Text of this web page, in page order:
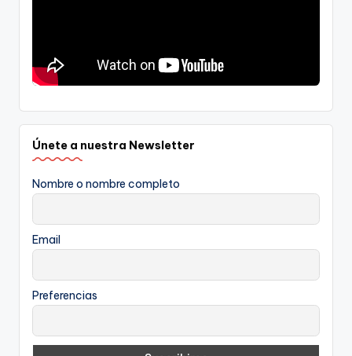
Únete a nuestra Newsletter
Nombre o nombre completo
Email
Preferencias